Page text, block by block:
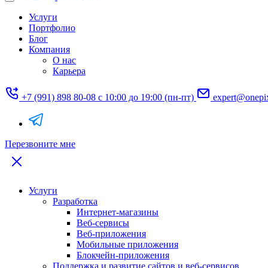
Услуги
Портфолио
Блог
Компания
О нас
Карьера
+7 (991) 898 80-08 с 10:00 до 19:00 (пн-пт)
Перезвоните мне
Услуги
Разработка
Интернет-магазины
Веб-сервисы
Веб-приложения
Мобильные приложения
Блокчейн-приложения
Поддержка и развитие сайтов и веб-сервисов